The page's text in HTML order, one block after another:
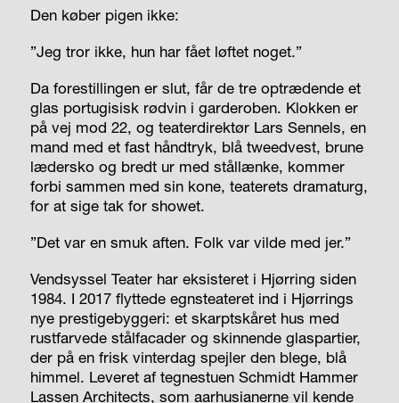
Den køber pigen ikke:
”Jeg tror ikke, hun har fået løftet noget.”
Da forestillingen er slut, får de tre optrædende et
glas portugisisk rødvin i garderoben. Klokken er
på vej mod 22, og teaterdirektør Lars Sennels, en
mand med et fast håndtryk, blå tweedvest, brune
lædersko og bredt ur med stållænke, kommer
forbi sammen med sin kone, teaterets dramaturg,
for at sige tak for showet.
”Det var en smuk aften. Folk var vilde med jer.”
Vendsyssel Teater har eksisteret i Hjørring siden
1984. I 2017 flyttede egnsteateret ind i Hjørrings
nye prestigebyggeri: et skarptskåret hus med
rustfarvede stålfacader og skinnende glaspartier,
der på en frisk vinterdag spejler den blege, blå
himmel. Leveret af tegnestuen Schmidt Hammer
Lassen Architects, som aarhusianerne vil kende